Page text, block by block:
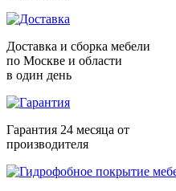
Доставка и сборка мебели
по Москве и области
в один день
Гарантия 24 месяца от
производителя